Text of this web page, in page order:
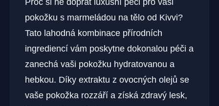
pokožku s marmeládou na tělo od Kivvi?
Tato lahodná kombinace přírodních
ingrediencí vám poskytne dokonalou péči a
zanechá vaši pokožku hydratovanou a
hebkou. Díky extraktu z ovocných olejů se
vaše pokožka rozzáří a získá zdravý lesk,